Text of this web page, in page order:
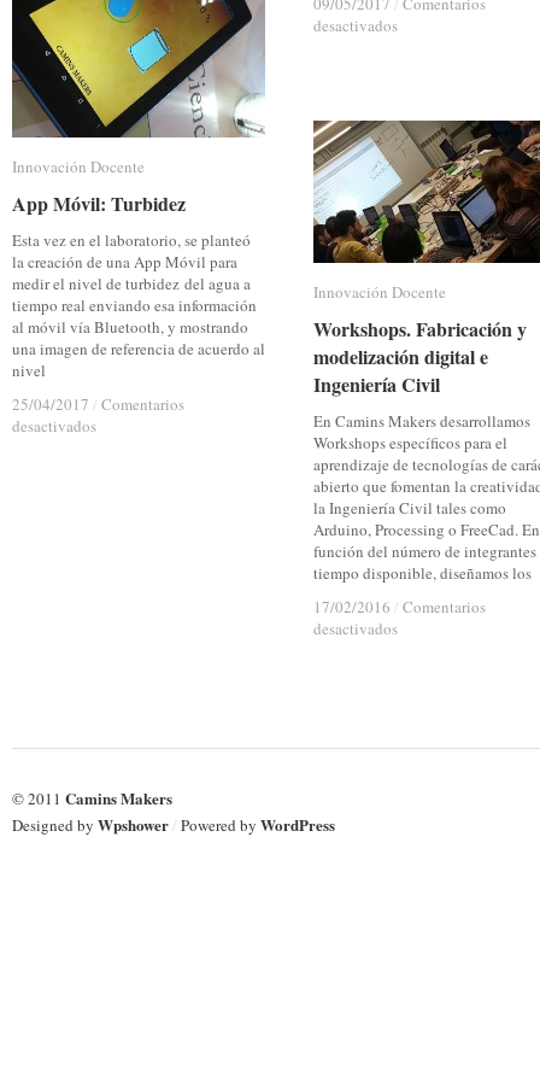
desactivadosen
experimentos
utilizando
fabricación
digital
en
dinámica
estructural
desactivadosen
experimentos
utilizando
fabricación
digital
en
dinámica
estructural
Innovación Docente
App Móvil: Turbidez
Esta vez en el laboratorio, se planteó
la creación de una App Móvil para
medir el nivel de turbidez del agua a
tiempo real enviando esa información
al móvil vía Bluetooth, y mostrando
una imagen de referencia de acuerdo al
nivel
25/04/2017 / Comentarios
desactivadosen
Innovación Docente
App Móvil: Turbidez
25/04/2017 / Comentarios
desactivadosen
Innovación Docente
Workshops. Fabricación y
modelización digital e
Ingeniería Civil
En Camins Makers desarrollamos
Workshops específicos para el
aprendizaje de tecnologías de
abierto que fomentan la
la Ingeniería Civil tales como
Arduino, Processing o FreeCad. En
función del número de
tiempo disponible, diseñamos los
17/02/2016 / Comentarios
desactivadosen
Innovación Docente
Workshops. Fabricación y
modelización digital e
Ingeniería Civil
17/02/2016 / Comentarios
desactivadosen
© 2011 Camins Makers
Designed by Wpshower/ Powered by WordPress